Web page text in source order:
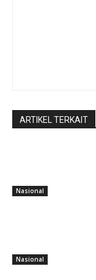
ARTIKEL TERKAIT
Nasional
Nasional